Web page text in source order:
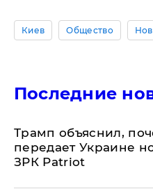
Киев Общество
Последние
Трамп объяснил,
передает Украине
ЗРК Patriot